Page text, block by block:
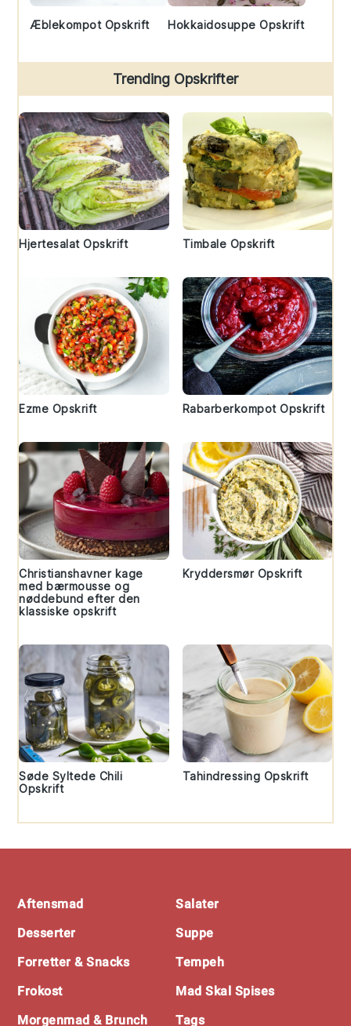
Æblekompot Opskrift Hokkaidosuppe Opskrift
Trending Opskrifter
Hjertesalat Opskrift Timbale Opskrift
Ezme Opskrift Rabarberkompot Opskrift
Christianshavner kage
med bærmousse og
nøddebund efter den
klassiske opskrift
Kryddersmør Opskrift
Søde Syltede Chili
Opskrift
Tahindressing Opskrift
Aftensmad
Desserter
Forretter & Snacks
Frokost
Morgenmad & Brunch
Salater
Suppe
Tempeh
Mad Skal Spises
Tags